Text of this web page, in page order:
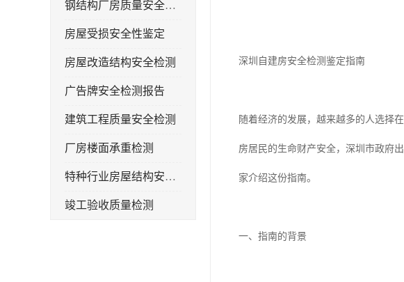
钢结构厂房质量安全检测
房屋受损安全性鉴定
房屋改造结构安全检测
广告牌安全检测报告
建筑工程质量安全检测
厂房楼面承重检测
特种行业房屋结构安全检测报告
竣工验收质量检测
深圳自建房安全检测鉴定指南
随着经济的发展，越来越多的人选择
房居民的生命财产安全，深圳市政府
家介绍这份指南。
一、指南的背景